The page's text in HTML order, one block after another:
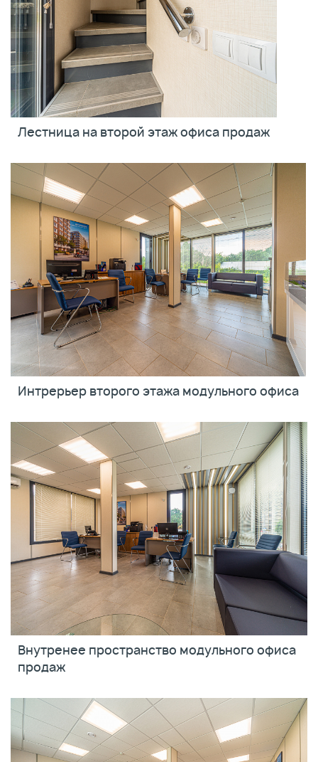
Лестница на второй этаж офиса продаж
Интрерьер второго этажа модульного офиса
Внутренее пространство модульного офиса
продаж